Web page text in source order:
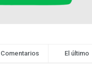
Comentarios El último